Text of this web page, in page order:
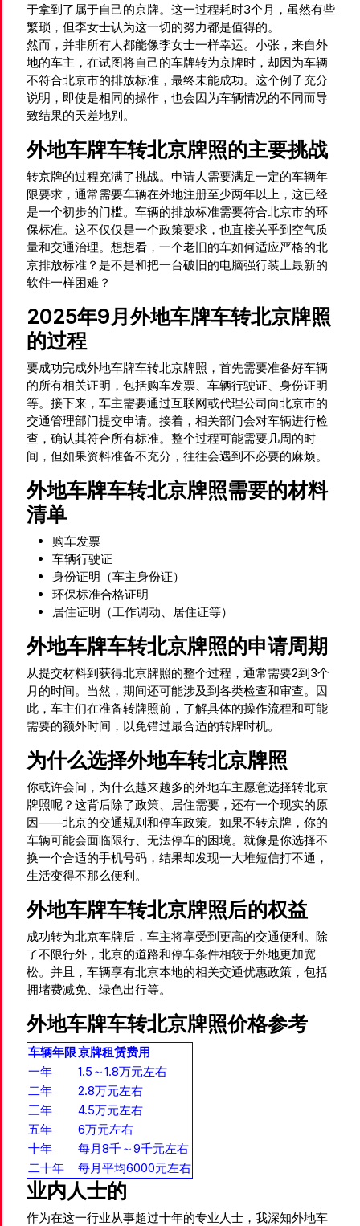
于拿到了属于自己的京牌。这一过程耗时3个月，虽然有些
繁琐，但李女士认为这一切的努力都是值得的。
然而，并非所有人都能像李女士一样幸运。小张，来自外
地的车主，在试图将自己的车牌转为京牌时，却因为车辆
不符合北京市的排放标准，最终未能成功。这个例子充分
说明，即使是相同的操作，也会因为车辆情况的不同而导
致结果的天差地别。
外地车牌车转北京牌照的主要挑战
转京牌的过程充满了挑战。申请人需要满足一定的车辆年
限要求，通常需要车辆在外地注册至少两年以上，这已经
是一个初步的门槛。车辆的排放标准需要符合北京市的环
保标准。这不仅仅是一个政策要求，也直接关乎到空气质
量和交通治理。想想看，一个老旧的车如何适应严格的北
京排放标准？是不是和把一台破旧的电脑强行装上最新的
软件一样困难？
2025年9月外地车牌车转北京牌照
的过程
要成功完成外地车牌车转北京牌照，首先需要准备好车辆
的所有相关证明，包括购车发票、车辆行驶证、身份证明
等。接下来，车主需要通过互联网或代理公司向北京市的
交通管理部门提交申请。接着，相关部门会对车辆进行检
查，确认其符合所有标准。整个过程可能需要几周的时
间，但如果资料准备不充分，往往会遇到不必要的麻烦。
外地车牌车转北京牌照需要的材料
清单
购车发票
车辆行驶证
身份证明（车主身份证）
环保标准合格证明
居住证明（工作调动、居住证等）
外地车牌车转北京牌照的申请周期
从提交材料到获得北京牌照的整个过程，通常需要2到3个
月的时间。当然，期间还可能涉及到各类检查和审查。因
此，车主们在准备转牌照前，了解具体的操作流程和可能
需要的额外时间，以免错过最合适的转牌时机。
为什么选择外地车转北京牌照
你或许会问，为什么越来越多的外地车主愿意选择转北京
牌照呢？这背后除了政策、居住需要，还有一个现实的原
因——北京的交通规则和停车政策。如果不转京牌，你的
车辆可能会面临限行、无法停车的困境。就像是你选择不
换一个合适的手机号码，结果却发现一大堆短信打不通，
生活变得不那么便利。
外地车牌车转北京牌照后的权益
成功转为北京车牌后，车主将享受到更高的交通便利。除
了不限行外，北京的道路和停车条件相较于外地更加宽
松。并且，车辆享有北京本地的相关交通优惠政策，包括
拥堵费减免、绿色出行等。
外地车牌车转北京牌照价格参考
车辆年限京牌租赁费用
一年
1.5～1.8万元左右
二年
2.8万元左右
三年
4.5万元左右
五年
6万元左右
十年
每月8千～9千元左右
二十年
每月平均6000元左右
业内人士的
作为在这一行业从事超过十年的专业人士，我深知外地车